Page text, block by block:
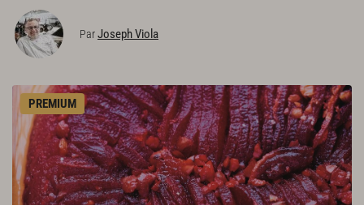
ParJoseph Viola
PREMIUM